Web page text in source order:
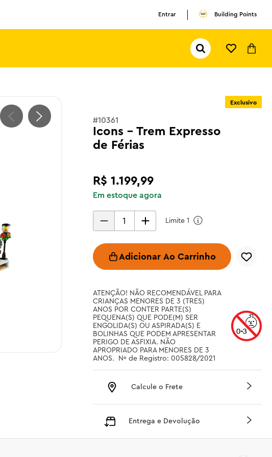
Entrar Building Points
Pesquisar...
Exclusivo
#10361
Icons - Trem Expresso
de Férias
R$ 1 .199,99
Em estoque agora
Limite 1
Adicionar Ao Carrinho
ATENÇÃO! NÃO RECOMENDÁVEL PARA
CRIANÇAS MENORES DE 3 (TRES)
ANOS POR CONTER PARTE(S)
PEQUENA(S) QUE PODE(M) SER
ENGOLIDA(S) OU ASPIRADA(S) E
BOLINHAS QUE PODEM APRESENTAR
PERIGO DE ASFIXIA. NÃO
APROPRIADO PARA MENORES DE 3
ANOS.  Nº de Registro: 005828/2021
Calcule o Frete
Entrega e Devolução
ferrari